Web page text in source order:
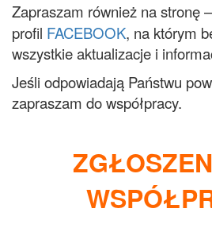
Zapraszam również na stronę –
profil FACEBOOK, na którym
wszystkie aktualizacje i
Jeśli odpowiadają Państwu
zapraszam do współpracy.